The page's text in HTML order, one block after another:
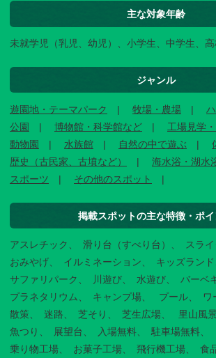
主な対象年齢
未就学児（乳児、幼児）、小学生、中学生、
ジャンル
遊園地・テーマパーク 牧場・農場
公園
博物館・科学館など
工場見学
動物園
水族館 自然の中で遊ぶ
歴史（古民家、古墳など）
海水浴・湖水
スポーツ
その他のスポット
掲載スポットの主な特徴・ポイ
アスレチック 滑り台（すべり台） スラ
おみやげ
イルミネーション キッズランド
サファリパーク
川遊び 水遊び
バーベ
プラネタリウム
キャンプ場 プール
ワ
散策
迷路 芝そり 芝生広場 里山風景
魚つり
展望台 入場無料 駐車場無料
乗り物工場
お菓子工場 飛行機工場 食